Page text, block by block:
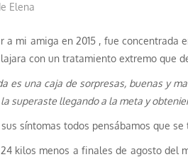
Elena
mi amiga en 2015 , fue concentrada
con un tratamiento extremo que
es una caja de sorpresas, buenas y
superaste llegando a la meta y
síntomas todos pensábamos que
kilos menos a finales de agosto del